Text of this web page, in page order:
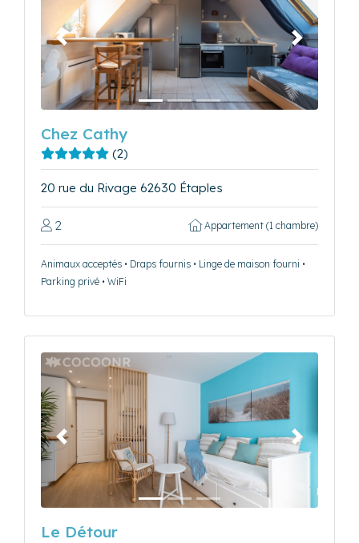
Précédent Suivant
Chez Cathy
(2)
20 rue du Rivage 62630 Étaples
2 Appartement (1 chambre)
Animaux acceptés • Draps fournis • Linge de maison fourni •
Parking privé • WiFi
Précédent Suivant
Le Détour